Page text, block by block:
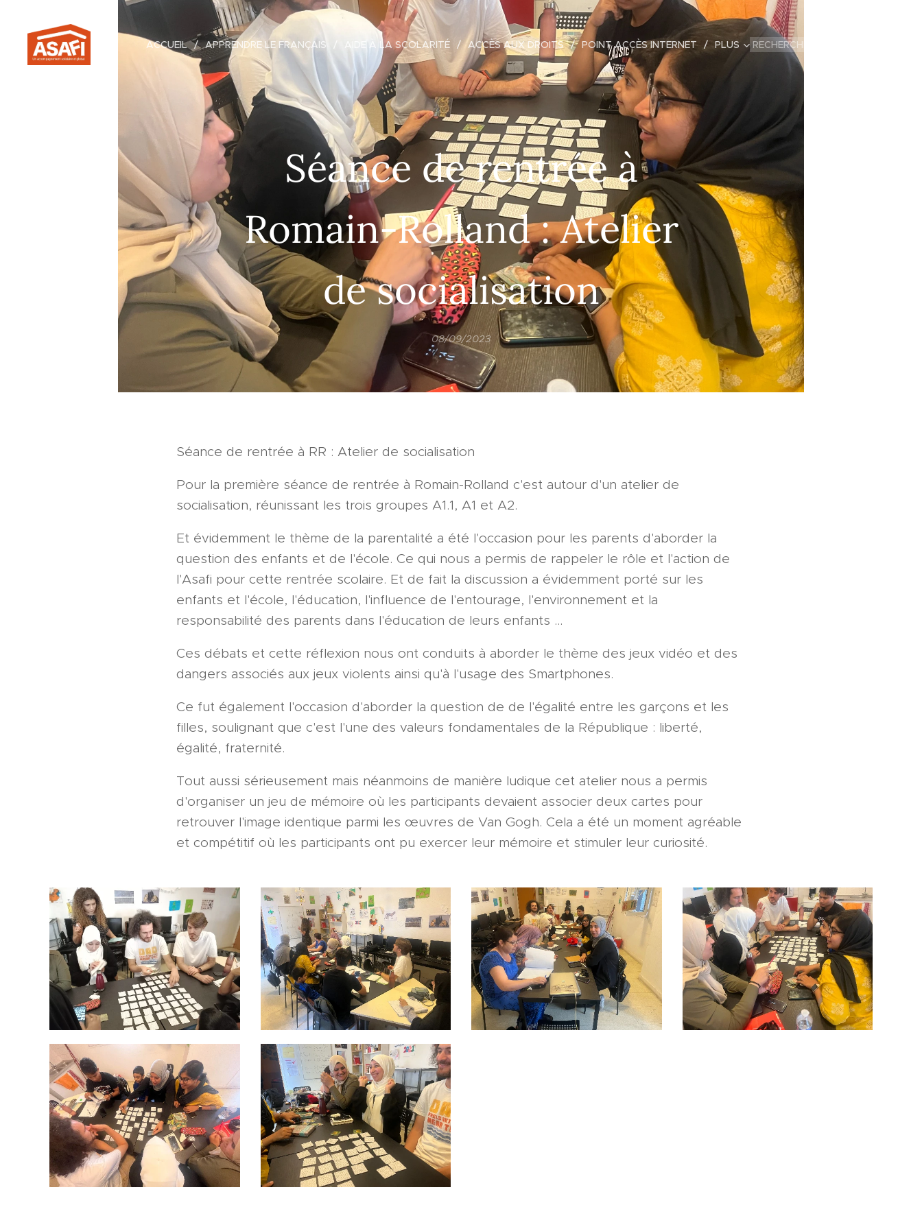
ACCUEIL APPRENDRE LE FRANÇAIS AIDE À LA SCOLARITÉ ACCÈS AUX DROITS POINT ACCÈS INTERNET PLUS
Séance de rentrée à
Romain-Rolland : Atelier
de socialisation
08/09/2023
Séance de rentrée à RR : Atelier de socialisation
Pour la première séance de rentrée à Romain-Rolland c'est autour d'un atelier de
socialisation, réunissant les trois groupes A1.1, A1 et A2.
Et évidemment le thème de la parentalité a été l'occasion pour les parents d'aborder la
question des enfants et de l'école. Ce qui nous a permis de rappeler le rôle et l'action de
l'Asafi pour cette rentrée scolaire. Et de fait la discussion a évidemment porté sur les
enfants et l'école, l'éducation, l'influence de l'entourage, l'environnement et la
responsabilité des parents dans l'éducation de leurs enfants …
Ces débats et cette réflexion nous ont conduits à aborder le thème des jeux vidéo et des
dangers associés aux jeux violents ainsi qu'à l'usage des Smartphones.
Ce fut également l'occasion d'aborder la question de de l'égalité entre les garçons et les
filles, soulignant que c'est l'une des valeurs fondamentales de la République : liberté,
égalité, fraternité.
Tout aussi sérieusement mais néanmoins de manière ludique cet atelier nous a permis
d'organiser un jeu de mémoire où les participants devaient associer deux cartes pour
retrouver l'image identique parmi les œuvres de Van Gogh. Cela a été un moment agréable
et compétitif où les participants ont pu exercer leur mémoire et stimuler leur curiosité.